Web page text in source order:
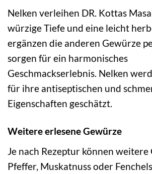
Nelken verleihen DR. Kottas
würzige Tiefe und eine leicht
ergänzen die anderen Gewürze
sorgen für ein harmonisches
Geschmackserlebnis. Nelken
für ihre antiseptischen und
Eigenschaften geschätzt.
Weitere erlesene Gewürze
Je nach Rezeptur können
Pfeffer, Muskatnuss oder